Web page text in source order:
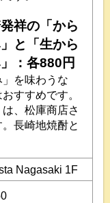
祥の「から
と「生から
：各880円
を味わうな
すすめです。
、松庫商店さ
長崎地焼酎と
Nagasaki 1F